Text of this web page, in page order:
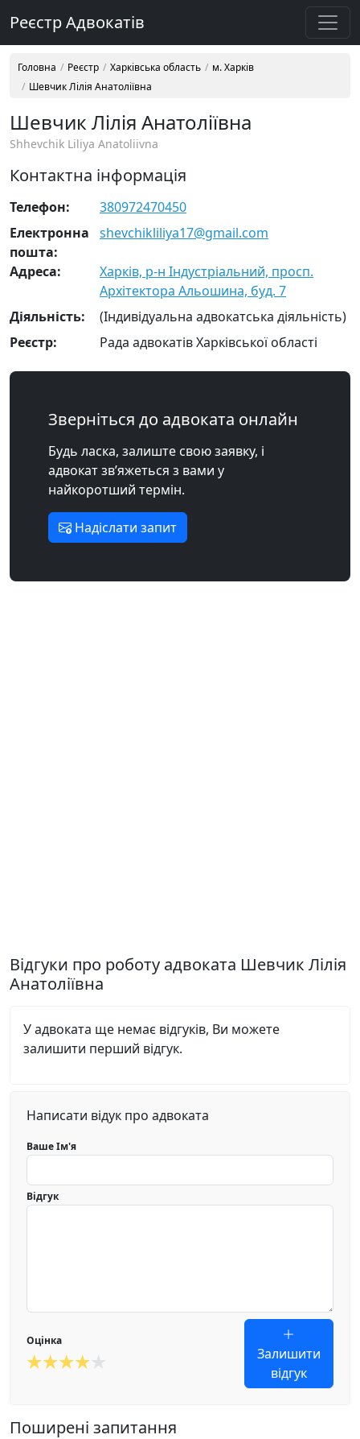
Реєстр Адвокатів
Головна Реєстр Харківська область
м. Харків
Шевчик Лілія Анатоліївна
Шевчик Лілія Анатоліївна
Shhevchik Liliya Anatoliivna
Контактна інформація
Телефон:
380972470450
Електронна
пошта:
shevchikliliya17@gmail.com
Адреса:
Харків, р-н Індустріальний, просп.
Архітектора Альошина, буд. 7
Діяльність:
(Індивідуальна адвокатська діяльність)
Реєстр:
Рада адвокатів Харківської області
Зверніться до адвоката онлайн
Будь ласка, залиште свою заявку, і
адвокат зв’яжеться з вами у
найкоротший термін.
Надіслати запит
Відгуки про роботу адвоката Шевчик Лілія
Анатоліївна
У адвоката ще немає відгуків, Ви можете
залишити перший відгук.
Написати відук про адвоката
Ваше Ім'я
Відгук
Оцінка
Залишити
відгук
Поширені запитання